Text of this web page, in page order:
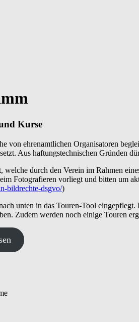
Kurse
von ehrenamtlichen Organisatoren
Aus haftungstechnischen Gründen
welche durch den Verein im Rahmen
Fotografieren vorliegt und bitten um
bildrechte-dsgvo/)
unten in das Touren-Tool
Zudem werden noch einige Touren